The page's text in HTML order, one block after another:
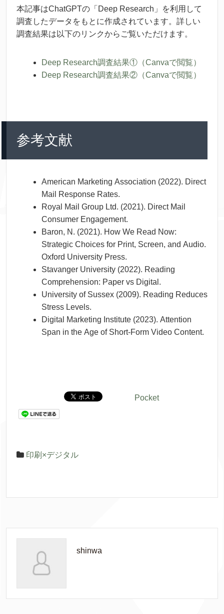
本記事はChatGPTの「Deep Research」を利用 して
調査 したデータをもとに作成されています。 詳しい
調査結果は以下のリンクからご覧いただけます。
Deep Research調査結果①（Canvaで閲覧）
Deep Research調査結果②（Canvaで閲覧）
参考文献
American Marketing Association (2022). Direct
Mail Response Rates.
Royal Mail Group Ltd. (2021). Direct Mail
Consumer Engagement.
Baron, N. (2021). How We Read Now:
Strategic Choices for Print, Screen, and Audio.
Oxford University Press.
Stavanger University (2022). Reading
Comprehension: Paper vs Digital.
University of Sussex (2009). Reading Reduces
Stress Levels.
Digital Marketing Institute (2023). Attention
Span in the Age of Short-Form Video Content.
Pocket
印刷 ×デジタル
shinwa